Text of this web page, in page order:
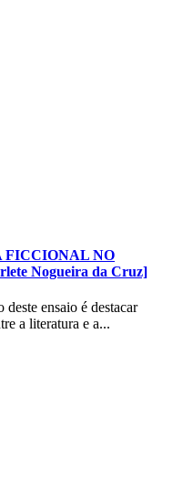
FICCIONAL NO
Nogueira da Cruz]
ensaio é destacar
a literatura e a...